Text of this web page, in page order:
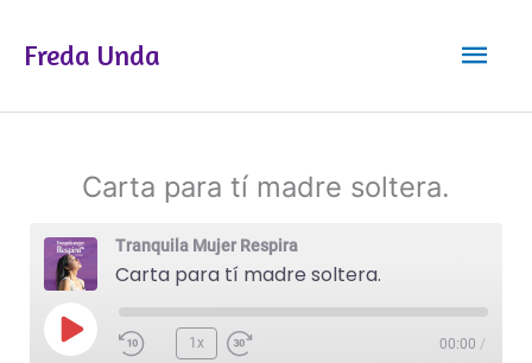
Freda Unda
Carta para tí madre soltera.
Tranquila Mujer Respira
Carta para tí madre soltera.
Reproducir
episodio
1x 00:00 /